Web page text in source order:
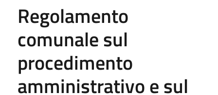
Regolamento
comunale sul
procedimento
amministrativo e sul